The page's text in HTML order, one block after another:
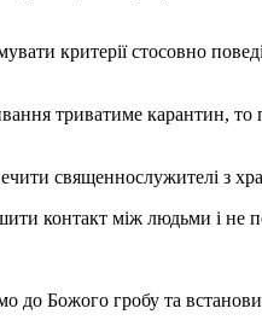
критерії стосовно
триватиме карантин, то
священнослужителі з
контакт між людьми і не
до Божого гробу та